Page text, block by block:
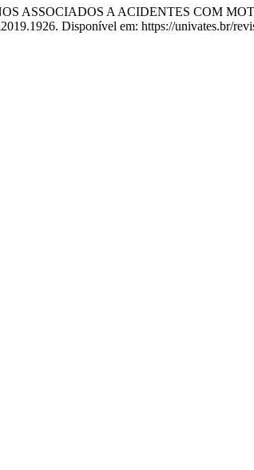
ASSOCIADOS A ACIDENTES COM
Disponível em: https://univates.br/